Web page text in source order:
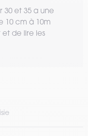
30 et 35 a une
cm à 10m
de lire les